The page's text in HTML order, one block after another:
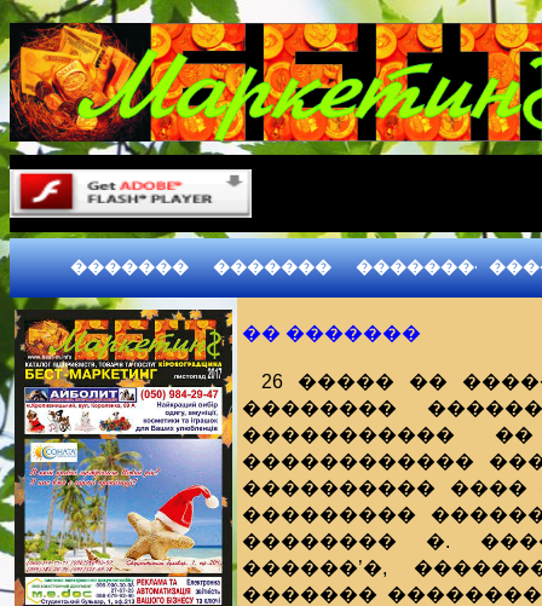
������� ������� ����������
�� �������
26 ����� ��
��������
�����������
������������
���������� ����
���������
�������� �.
������’�,
�������